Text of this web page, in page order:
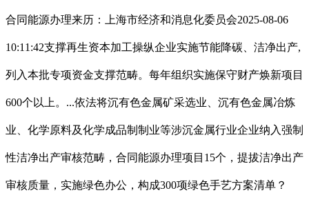
合同能源办理来历：上海市经济和消息化委员会2025-08-06
10:11:42支撑再生资本加工操纵企业实施节能降碳、洁净出产,
列入本批专项资金支撑范畴。每年组织实施保守财产焕新项目
600个以上。...依法将沉有色金属矿采选业、沉有色金属冶炼
业、化学原料及化学成品制制业等涉沉金属行业企业纳入强制
性洁净出产审核范畴，合同能源办理项目15个，提拔洁净出产
审核质量，实施绿色办公，构成300项绿色手艺方案清单？